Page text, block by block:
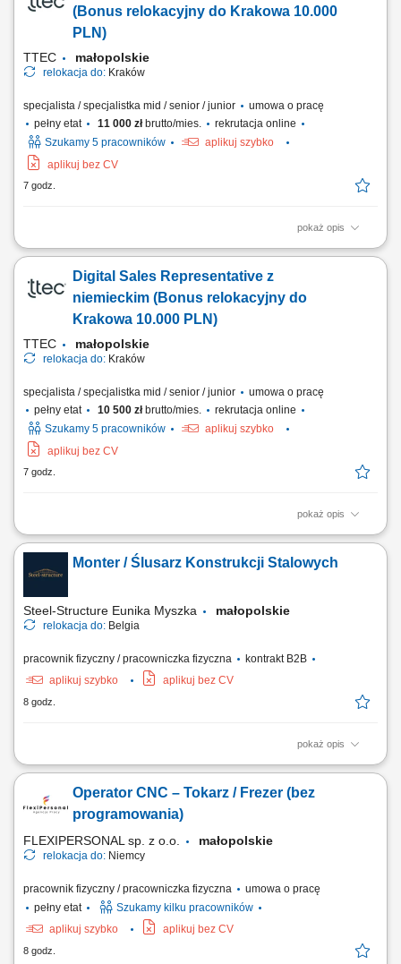
Krakow, Poland, you’ll be a part of bringing humanity to business.
#experienceTTEC Our employees...
(Bonus relokacyjny do Krakowa 10.000
PLN)
TTEC małopolskie
relokacja do: Kraków
specjalista / specjalistka mid / senior / junior
umowa o pracę
pełny etat
11 000 złbrutto/mies.
rekrutacja online
Szukamy 5 pracowników
aplikuj szybko
aplikuj bez CV
7 godz.
pokaż opis
Relocate to Krakow with 10.000 PLN bonus! Your potential has a place
Sales Representative with German-English working hybrid in Krakow,
Poland, you’ll be a part of bringing humanity to business.
#experienceTTEC Our employees have...
Digital Sales Representative z
niemieckim (Bonus relokacyjny do
Krakowa 10.000 PLN)
TTEC małopolskie
relokacja do: Kraków
specjalista / specjalistka mid / senior / junior
umowa o pracę
pełny etat
10 500 złbrutto/mies.
rekrutacja online
Szukamy 5 pracowników
aplikuj szybko
aplikuj bez CV
7 godz.
pokaż opis
Relocate to Krakow with 10.000 PLN bonus! Your potential has a place
here with TTEC's award winning employment experience. As a Digital
Sales Representative with German-English working hybrid in Krakow,
#experienceTTEC Our employees have...
Monter / Ślusarz Konstrukcji Stalowych
Steel-Structure Eunika Myszka małopolskie
relokacja do: Belgia
pracownik fizyczny / pracowniczka fizyczna
kontrakt B2B
aplikuj szybko
aplikuj bez CV
8 godz.
pokaż opis
Zakres obowiązków montaż elementów konstrukcji stalowych na
elementów, wiercenie, cięcie oraz przygotowywanie elementów do
montażu, wykonywanie podstawowych prac ślusarskich. Praca
Operator CNC – Tokarz / Frezer (bez
programowania)
FLEXIPERSONAL sp. z o.o. małopolskie
relokacja do: Niemcy
pracownik fizyczny / pracowniczka fizyczna
umowa o pracę
pełny etat
Szukamy kilku pracowników
aplikuj szybko
aplikuj bez CV
8 godz.